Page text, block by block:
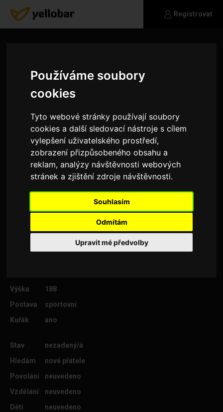
Používáme soubory
cookies
Tyto webové stránky používají soubory
cookies a další sledovací nástroje s cílem
vylepšení uživatelského prostředí,
zobrazení přizpůsobeného obsahu a
reklam, analýzy návštěvnosti webových
stránek a zjištění zdroje návštěvnosti.
Souhlasím
Odmítám
Upravit mé předvolby
Registrovat
Blaza89
Ozve se a poznáš sama..;)
Výška
188
Postava
sportovní
Kuřák
ano
Stav
nezadaný/á
Hledám
nové přátele
Povolání
neuvedeno
Vzdělání
neuvedeno
Děti
neuvedeno